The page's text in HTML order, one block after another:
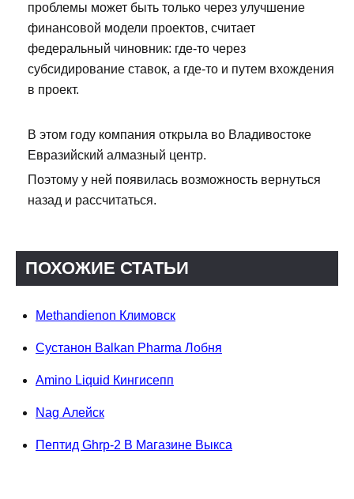
проблемы может быть только через улучшение
финансовой модели проектов, считает
федеральный чиновник: где-то через
субсидирование ставок, а где-то и путем вхождения
в проект.
В этом году компания открыла во Владивостоке
Евразийский алмазный центр.
Поэтому у ней появилась возможность вернуться
назад и рассчитаться.
ПОХОЖИЕ СТАТЬИ
Methandienon Климовск
Сустанон Balkan Pharma Лобня
Amino Liquid Кингисепп
Nag Алейск
Пептид Ghrp-2 В Магазине Выкса